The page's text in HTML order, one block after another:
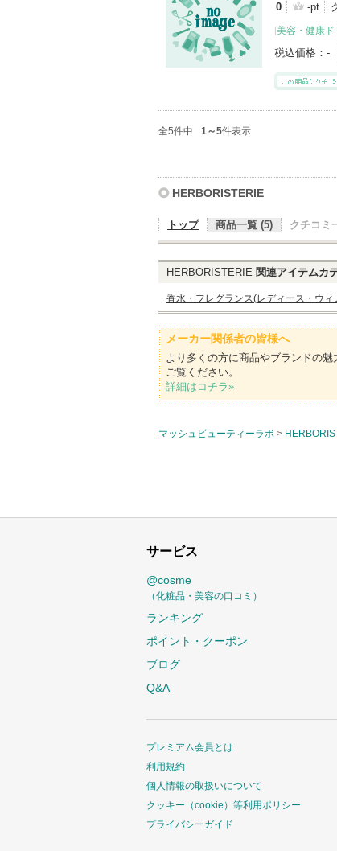
0 -pt
[美容・健康ド
税込価格： -
全5件中 1～5件表示
HERBORISTERIE
トップ 商品一覧 (5) クチコミ
HERBORISTERIE 関連アイテムカ
香水・フレグランス(レディース・ウィ
メーカー関係者の皆様へ
より多くの方に商品やブランドの
ご覧ください。
詳細はコチラ»
マッシュビューティーラボ >
サービス
@cosme
（化粧品・美容の口コミ）
ランキング
ポイント・クーポン
ブログ
Q&A
プレミアム会員とは
利用規約
個人情報の取扱いについて
クッキー（cookie）等利用ポリシー
プライバシーガイド